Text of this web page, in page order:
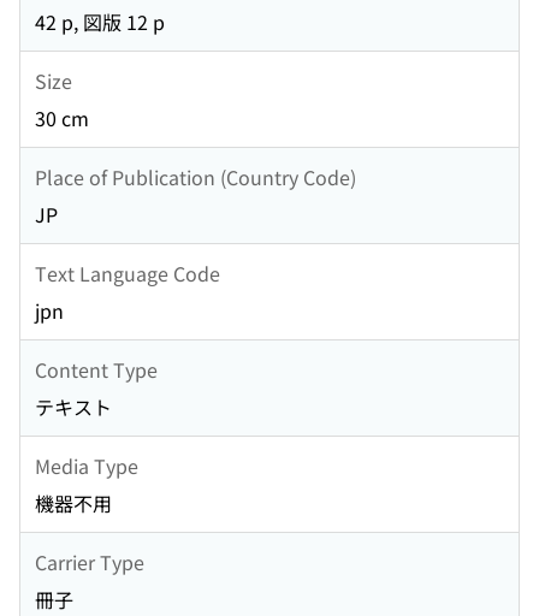
42 p, 図版 12 p
Size
30 cm
Place of Publication (Country Code)
JP
Text Language Code
jpn
Content Type
テキスト
Media Type
機器不用
Carrier Type
冊子